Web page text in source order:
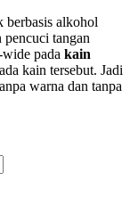
berbasis alkohol
pencuci tangan
pada kain
kain tersebut. Jadi
warna dan tanpa